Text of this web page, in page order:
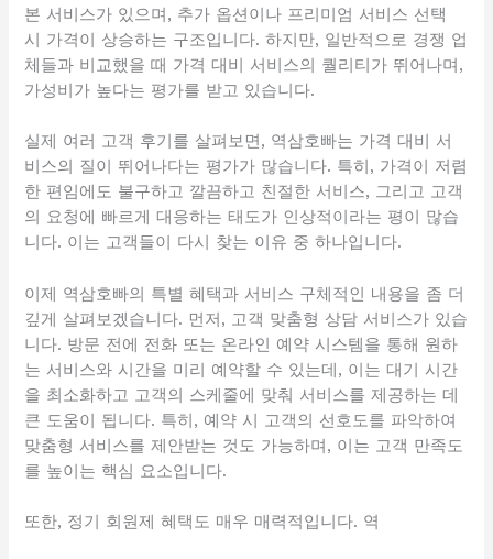
본 서비스가 있으며, 추가 옵션이나 프리미엄 서비스 선택
시 가격이 상승하는 구조입니다. 하지만, 일반적으로 경쟁 업
체들과 비교했을 때 가격 대비 서비스의 퀄리티가 뛰어나며,
가성비가 높다는 평가를 받고 있습니다.
실제 여러 고객 후기를 살펴보면, 역삼호빠는 가격 대비 서
비스의 질이 뛰어나다는 평가가 많습니다. 특히, 가격이 저렴
한 편임에도 불구하고 깔끔하고 친절한 서비스, 그리고 고객
의 요청에 빠르게 대응하는 태도가 인상적이라는 평이 많습
니다. 이는 고객들이 다시 찾는 이유 중 하나입니다.
이제 역삼호빠의 특별 혜택과 서비스 구체적인 내용을 좀 더
깊게 살펴보겠습니다. 먼저, 고객 맞춤형 상담 서비스가 있습
니다. 방문 전에 전화 또는 온라인 예약 시스템을 통해 원하
는 서비스와 시간을 미리 예약할 수 있는데, 이는 대기 시간
을 최소화하고 고객의 스케줄에 맞춰 서비스를 제공하는 데
큰 도움이 됩니다. 특히, 예약 시 고객의 선호도를 파악하여
맞춤형 서비스를 제안받는 것도 가능하며, 이는 고객 만족도
를 높이는 핵심 요소입니다.
또한, 정기 회원제 혜택도 매우 매력적입니다. 역